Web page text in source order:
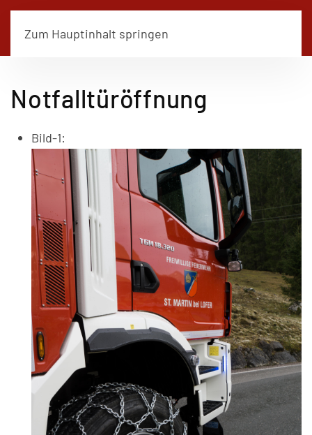
Zum Hauptinhalt springen
Notfalltüröffnung
Bild-1: